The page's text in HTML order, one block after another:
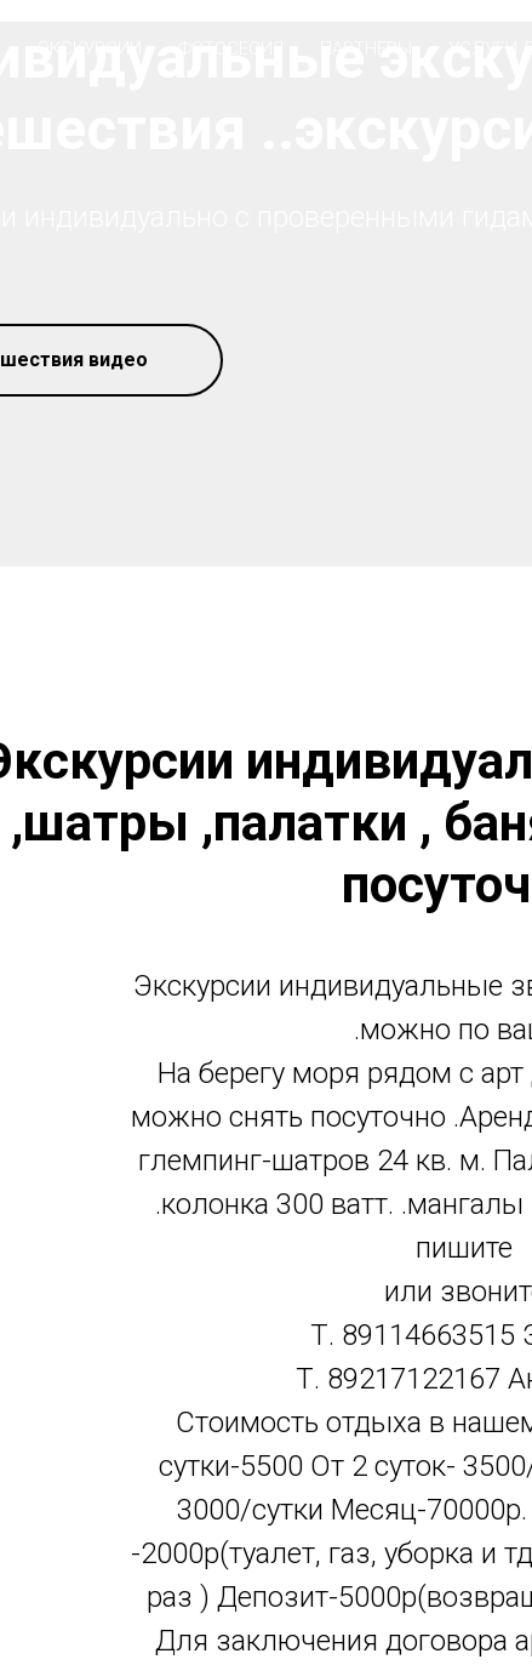
видео
,палатки ,
Экскурсии индивидуальные
.можно по
На берегу моря рядом с
можно снять посуточно
глемпинг-шатров 24 кв. м.
.колонка 300 ватт. .мангалы
пишите
или
Т. 89114663515
Т. 89217122167
Стоимость отдыха в
сутки-5500 От 2 суток-
3000/сутки Месяц-
-2000р(туалет, газ, уборка и
раз ) Депозит-
Для заключения договора